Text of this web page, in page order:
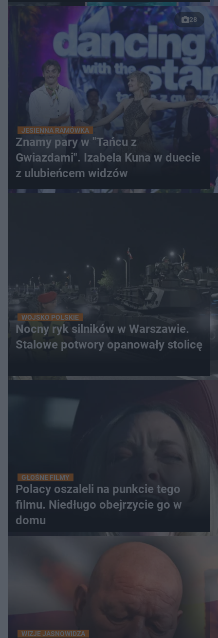
28
JESIENNA RAMÓWKA
Znamy pary w "Tańcu z
Gwiazdami". Izabela Kuna w duecie
z ulubieńcem widzów
WOJSKO POLSKIE
Nocny ryk silników w Warszawie.
Stalowe potwory opanowały stolicę
GŁOŚNE FILMY
Polacy oszaleli na punkcie tego
filmu. Niedługo obejrzycie go w
domu
WIZJE JASNOWIDZA